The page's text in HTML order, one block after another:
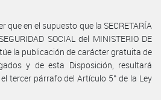
que en el supuesto que la SECRETARÍA
SOCIAL del MINISTERIO DE
la publicación de carácter gratuita de
y de esta Disposición, resultará
tercer párrafo del Artículo 5° de la Ley